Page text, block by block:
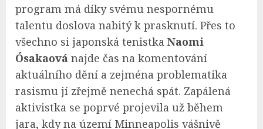
program má díky svému nespornému
talentu doslova nabitý k prasknutí. Přes to
všechno si japonská tenistka Naomi
Ósakaová najde čas na komentování
aktuálního dění a zejména problematika
rasismu jí zřejmě nenechá spát. Zapálená
aktivistka se poprvé projevila už během
jara, kdy na území Minneapolis vášnivě